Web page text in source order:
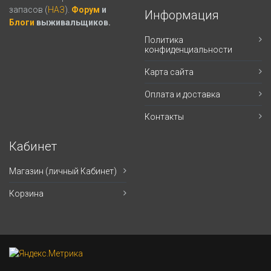
запасов (НАЗ). Форум и
Блоги выживальщиков.
Информация
Политика
конфиденциальности
Карта сайта
Оплата и доставка
Контакты
Кабинет
Магазин (личный Кабинет)
Корзина